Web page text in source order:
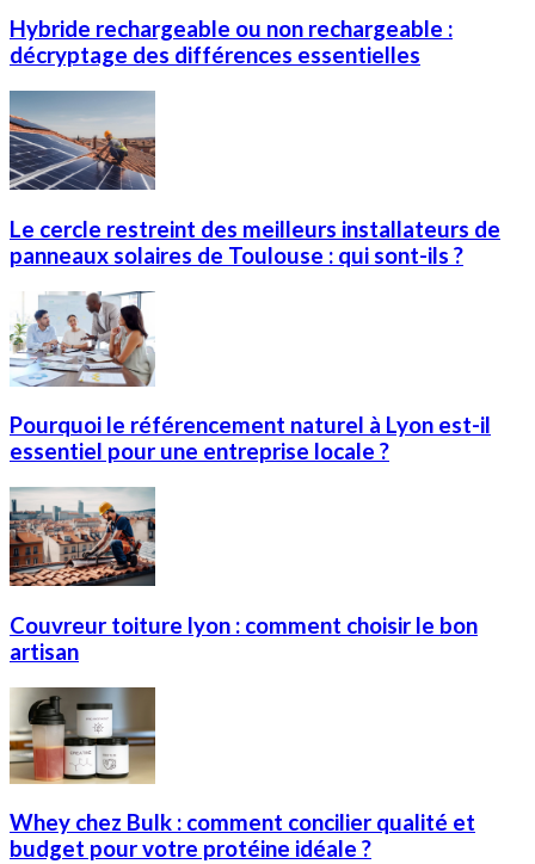
Hybride rechargeable ou non rechargeable :
décryptage des différences essentielles
Le cercle restreint des meilleurs installateurs de
panneaux solaires de Toulouse : qui sont-ils ?
Pourquoi le référencement naturel à Lyon est-il
essentiel pour une entreprise locale ?
Couvreur toiture lyon : comment choisir le bon
artisan
Whey chez Bulk : comment concilier qualité et
budget pour votre protéine idéale ?